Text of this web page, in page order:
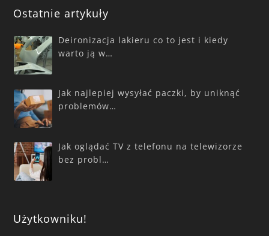
Ostatnie artykuły
Deironizacja lakieru co to jest i kiedy
warto ją w…
Jak najlepiej wysyłać paczki, by uniknąć
problemów…
Jak oglądać TV z telefonu na telewizorze
bez probl…
Użytkowniku!